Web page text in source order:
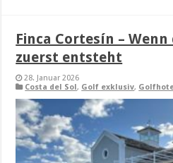
Finca Cortesín –
zuerst entsteht
28. Januar 2026
Costa del Sol, Golf exklusiv,